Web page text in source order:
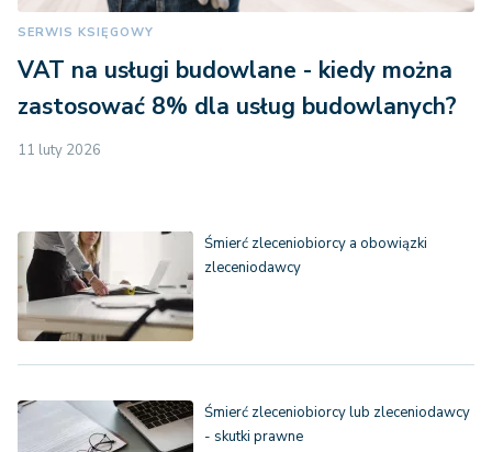
SERWIS KSIĘGOWY
VAT na usługi budowlane - kiedy można
zastosować 8% dla usług budowlanych?
11 luty 2026
Śmierć zleceniobiorcy a obowiązki
zleceniodawcy
Śmierć zleceniobiorcy lub zleceniodawcy
- skutki prawne